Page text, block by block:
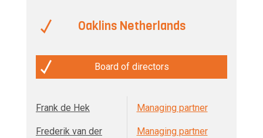
Oaklins Netherlands
Board of directors
Frank de Hek Managing partner
Frederik van der
Managing partner